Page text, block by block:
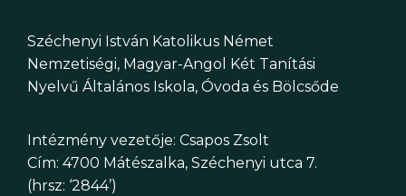
Széchenyi István Katolikus Német
Nemzetiségi, Magyar-Angol Két Tanítási
Nyelvű Általános Iskola, Óvoda és Bölcsőde
Intézmény vezetője: Csapos Zsolt
Cím: 4700 Mátészalka, Széchenyi utca 7.
(hrsz: ‘2844’)